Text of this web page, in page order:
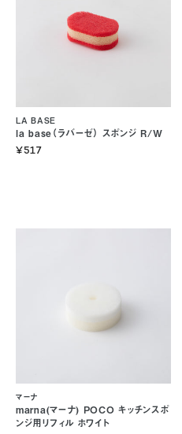
la base（ラバーゼ） スポンジ R/W
LA BASE
¥517
marna(マーナ) POCO キッチンスポ
ンジ用リフィル ホワイト
マーナ